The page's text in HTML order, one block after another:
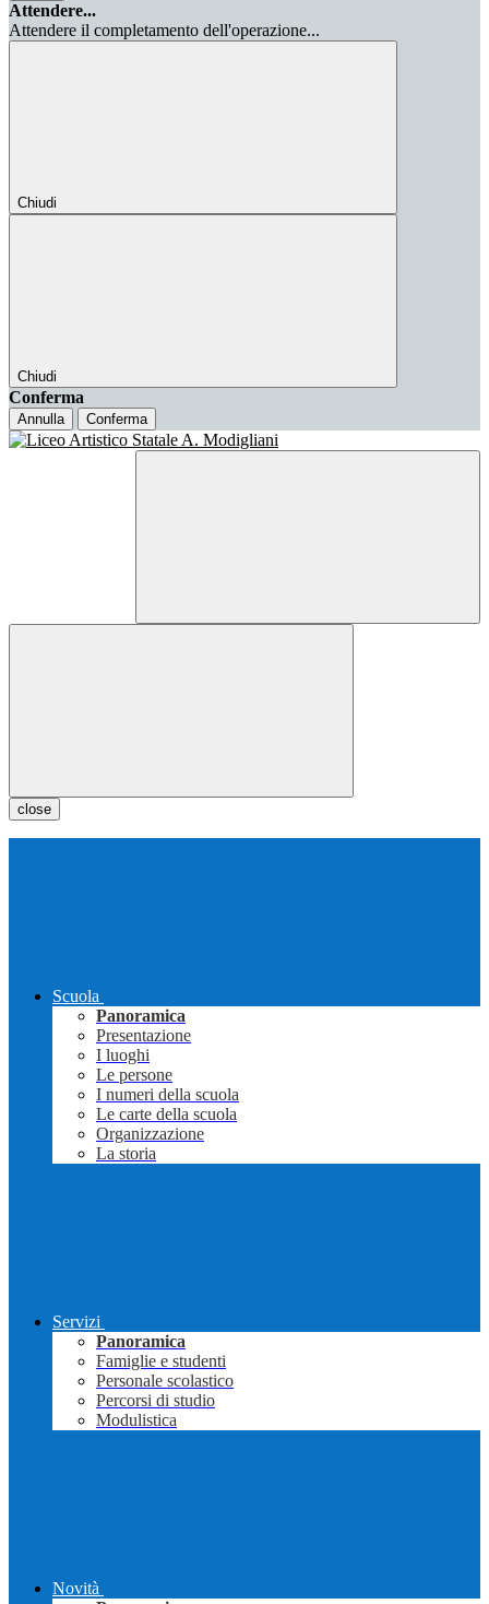
Attendere...
Attendere il completamento dell'operazione...
Chiudi
Chiudi
Conferma
Annulla Conferma
close
Scuola
Panoramica
Presentazione
I luoghi
Le persone
I numeri della scuola
Le carte della scuola
Organizzazione
La storia
Servizi
Panoramica
Famiglie e studenti
Personale scolastico
Percorsi di studio
Modulistica
Novità